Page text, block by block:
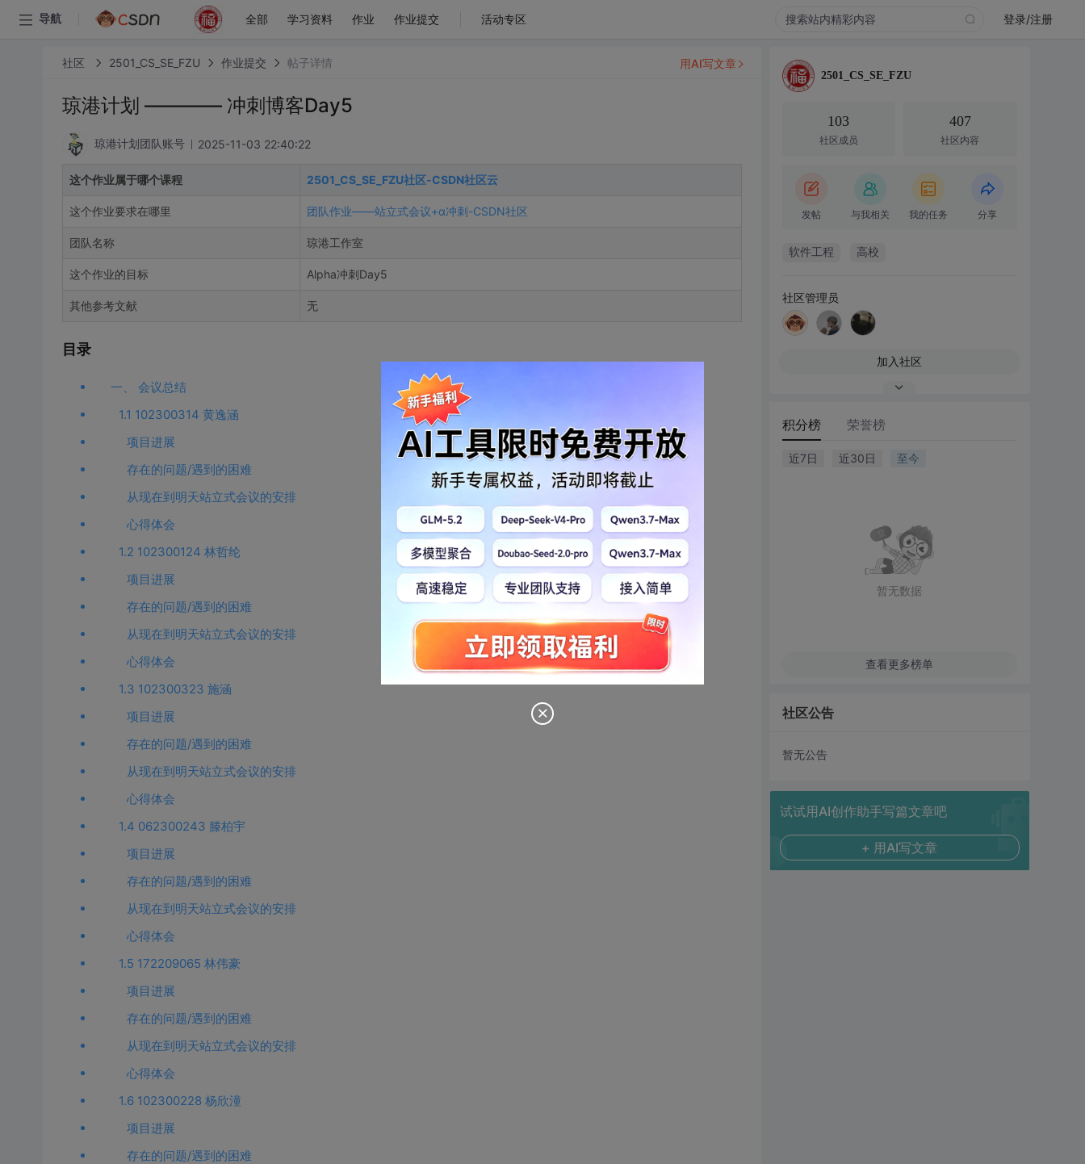
导航 全部 学习资料 作业 作业提交 活动专区 登录/注册
社区 2501_CS_SE_FZU 作业提交 帖子详情
琼港计划 ———— 冲刺博客Day5
琼港计划团队账号 2025-11-03 22:40:22
这个作业属于哪个课程 2501_CS_SE_FZU社区-CSDN社区云
这个作业要求在哪里 团队作业——站立式会议+α冲刺-CSDN社区
团队名称 琼港工作室
这个作业的目标 Alpha冲刺Day5
其他参考文献 无
目录
一、 会议总结
1.1 102300314 黄逸涵
项目进展
存在的问题/遇到的困难
从现在到明天站立式会议的安排
心得体会
1.2 102300124 林哲纶
项目进展
存在的问题/遇到的困难
从现在到明天站立式会议的安排
心得体会
1.3 102300323 施涵
项目进展
存在的问题/遇到的困难
从现在到明天站立式会议的安排
心得体会
1.4 062300243 滕柏宇
项目进展
存在的问题/遇到的困难
从现在到明天站立式会议的安排
心得体会
1.5 172209065 林伟豪
项目进展
存在的问题/遇到的困难
从现在到明天站立式会议的安排
心得体会
1.6 102300228 杨欣潼
项目进展
存在的问题/遇到的困难
用AI写文章
2501_CS_SE_FZU
103
社区成员
407
社区内容
发帖 与我相关 我的任务 分享
软件工程 高校
社区管理员
加入社区
积分榜 荣誉榜
近7日 近30日 至今
暂无数据
查看更多榜单
社区公告
暂无公告
试试用AI创作助手写篇文章吧
+ 用AI写文章